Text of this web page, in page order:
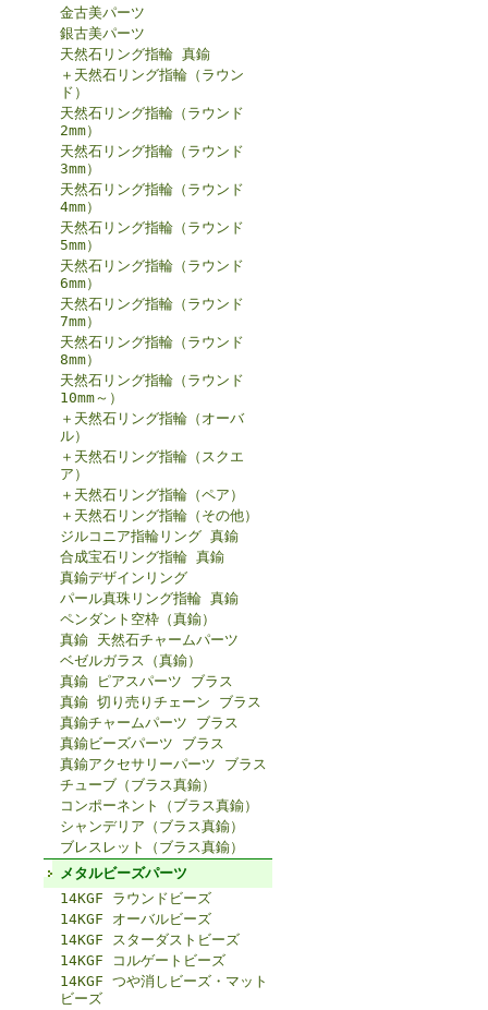
金古美パーツ
銀古美パーツ
天然石リング指輪 真鍮
＋天然石リング指輪（ラウン
ド）
天然石リング指輪（ラウンド
2mm）
天然石リング指輪（ラウンド
3mm）
天然石リング指輪（ラウンド
4mm）
天然石リング指輪（ラウンド
5mm）
天然石リング指輪（ラウンド
6mm）
天然石リング指輪（ラウンド
7mm）
天然石リング指輪（ラウンド
8mm）
天然石リング指輪（ラウンド
10mm～）
＋天然石リング指輪（オーバ
ル）
＋天然石リング指輪（スクエ
ア）
＋天然石リング指輪（ペア）
＋天然石リング指輪（その他）
ジルコニア指輪リング 真鍮
合成宝石リング指輪 真鍮
真鍮デザインリング
パール真珠リング指輪 真鍮
ペンダント空枠（真鍮）
真鍮 天然石チャームパーツ
ベゼルガラス（真鍮）
真鍮 ピアスパーツ ブラス
真鍮 切り売りチェーン ブラス
真鍮チャームパーツ ブラス
真鍮ビーズパーツ ブラス
真鍮アクセサリーパーツ ブラス
チューブ（ブラス真鍮）
コンポーネント（ブラス真鍮）
シャンデリア（ブラス真鍮）
ブレスレット（ブラス真鍮）
メタルビーズパーツ
14KGF ラウンドビーズ
14KGF オーバルビーズ
14KGF スターダストビーズ
14KGF コルゲートビーズ
14KGF つや消しビーズ・マット
ビーズ